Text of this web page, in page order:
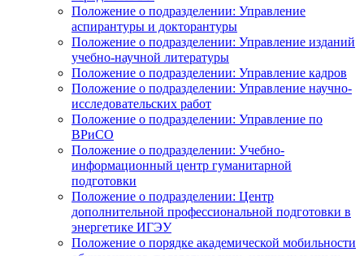
Положение о подразделении: Управление
аспирантуры и докторантуры
Положение о подразделении: Управление изданий
учебно-научной литературы
Положение о подразделении: Управление кадров
Положение о подразделении: Управление научно-
исследовательских работ
Положение о подразделении: Управление по
ВРиСО
Положение о подразделении: Учебно-
информационный центр гуманитарной
подготовки
Положение о подразделении: Центр
дополнительной профессиональной подготовки в
энергетике ИГЭУ
Положение о порядке академической мобильности